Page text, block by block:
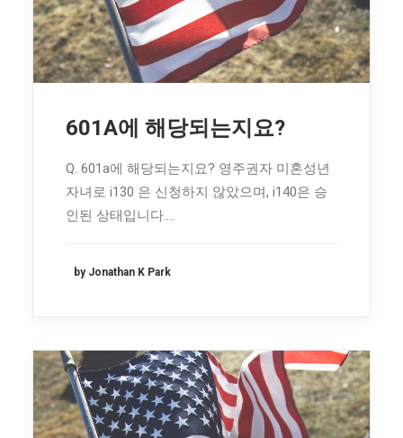
601A에 해당되는지요?
Q. 601a에 해당되는지요? 영주권자 미혼성년
자녀로 i130 은 신청하지 않았으며, i140은 승
인된 상태입니다.…
by Jonathan K Park